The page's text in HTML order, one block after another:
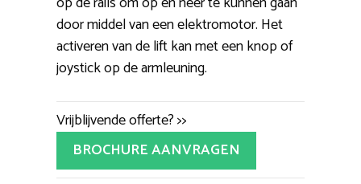
door middel van een elektromotor. Het
activeren van de lift kan met een knop of
joystick op de armleuning.
Vrijblijvende offerte? >>
BROCHURE AANVRAGEN